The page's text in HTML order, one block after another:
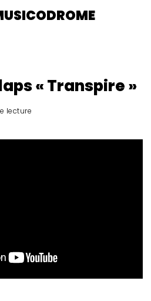
« Transpire »
lecture